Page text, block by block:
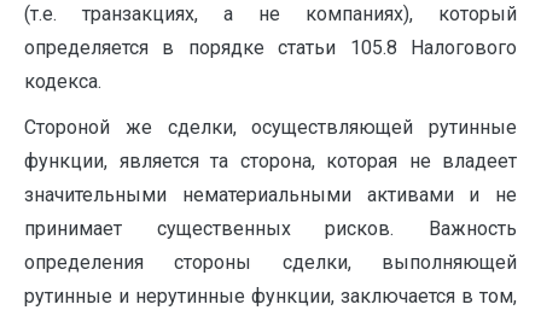
(т.е. транзакциях, а не компаниях), который
определяется в порядке статьи 105.8 Налогового
кодекса.
Стороной же сделки, осуществляющей рутинные
функции, является та сторона, которая не владеет
значительными нематериальными активами и не
принимает существенных рисков. Важность
определения стороны сделки, выполняющей
рутинные и нерутинные функции, заключается в том,